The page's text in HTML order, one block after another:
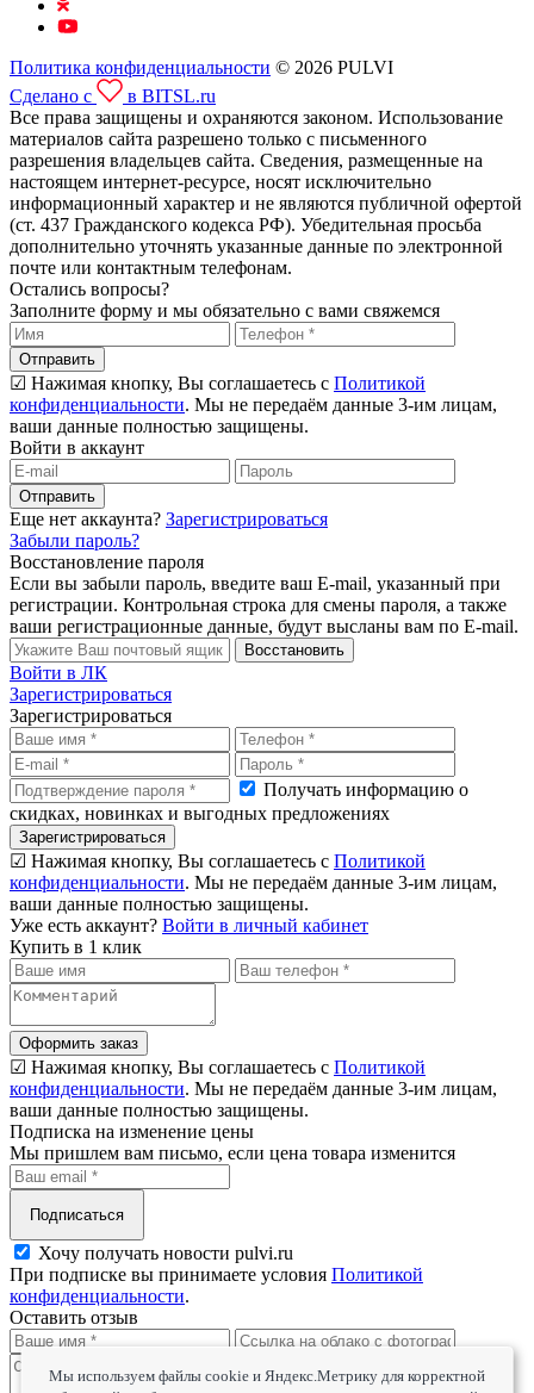
Политика конфиденциальности © 2026 PULVI
Сделано с
в BITSL.ru
Все права защищены и охраняются законом. Использование
материалов сайта разрешено только с письменного
разрешения владельцев сайта. Сведения, размещенные на
настоящем интернет-ресурсе, носят исключительно
информационный характер и не являются публичной офертой
(ст. 437 Гражданского кодекса РФ). Убедительная просьба
дополнительно уточнять указанные данные по электронной
почте или контактным телефонам.
Остались вопросы?
Заполните форму и мы обязательно с вами свяжемся
Отправить
☑ Нажимая кнопку, Вы соглашаетесь с Политикой
конфиденциальности. Мы не передаём данные 3-им лицам,
ваши данные полностью защищены.
Войти в аккаунт
Отправить
Еще нет аккаунта? Зарегистрироваться
Забыли пароль?
Восстановление пароля
Если вы забыли пароль, введите ваш E-mail, указанный при
регистрации. Контрольная строка для смены пароля, а также
ваши регистрационные данные, будут высланы вам по E-mail.
Восстановить
Войти в ЛК
Зарегистрироваться
Зарегистрироваться
Получать информацию о
скидках, новинках и выгодных предложениях
Зарегистрироваться
☑ Нажимая кнопку, Вы соглашаетесь с Политикой
конфиденциальности. Мы не передаём данные 3-им лицам,
ваши данные полностью защищены.
Уже есть аккаунт? Войти в личный кабинет
Купить в 1 клик
Оформить заказ
☑ Нажимая кнопку, Вы соглашаетесь с Политикой
конфиденциальности. Мы не передаём данные 3-им лицам,
ваши данные полностью защищены.
Подписка на изменение цены
Мы пришлем вам письмо, если цена товара изменится
Подписаться
Хочу получать новости pulvi.ru
При подписке вы принимаете условия Политикой
конфиденциальности.
Оставить отзыв
Мы используем файлы cookie и Яндекс.Метрику для корректной